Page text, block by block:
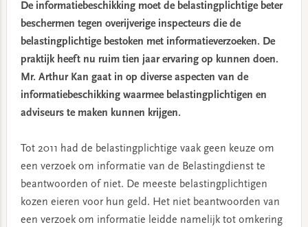
De informatiebeschikking moet de belastingplichtige beter
beschermen tegen overijverige inspecteurs die de
belastingplichtige bestoken met informatieverzoeken. De
praktijk heeft nu ruim tien jaar ervaring op kunnen doen.
Mr. Arthur Kan gaat in op diverse aspecten van de
informatiebeschikking waarmee belastingplichtigen en
adviseurs te maken kunnen krijgen.
Tot 2011 had de belastingplichtige vaak geen keuze om
een verzoek om informatie van de Belastingdienst te
beantwoorden of niet. De meeste belastingplichtigen
kozen eieren voor hun geld. Het niet beantwoorden van
een verzoek om informatie leidde namelijk tot omkering